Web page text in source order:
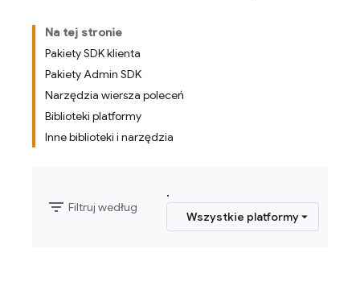
Na tej stronie
Pakiety SDK klienta
Pakiety Admin SDK
Narzędzia wiersza poleceń
Biblioteki platformy
Inne biblioteki i narzędzia
filter_list Filtruj według
.
Wszystkie platformy